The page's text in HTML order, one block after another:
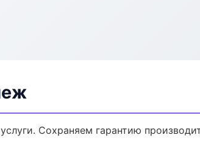
Сохраняем гарантию